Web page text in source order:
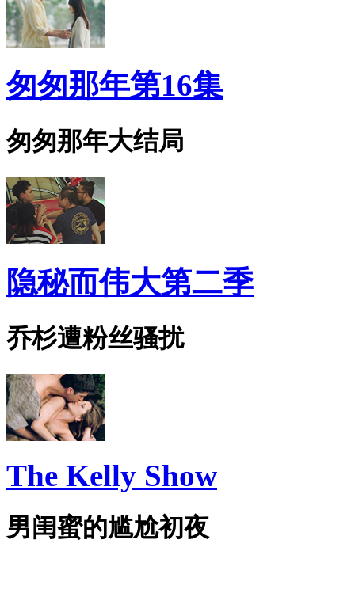
匆匆那年第16集
匆匆那年大结局
隐秘而伟大第二季
乔杉遭粉丝骚扰
The Kelly Show
男闺蜜的尴尬初夜